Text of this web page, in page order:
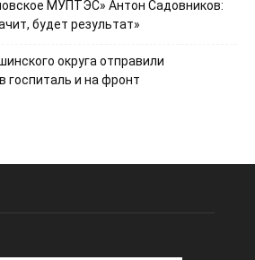
МУПТЭС» Антон Садовников:
будет результат»
округа отправили
госпиталь и на фронт